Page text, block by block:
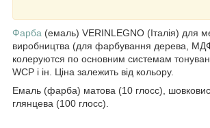
Фарба (емаль) VERINLEGNO (Італія) для
виробництва (для фарбування дерева,
колеруются по основним системам
WCP і ін. Ціна залежить від кольору.
Емаль (фарба) матова (10 глосс),
глянцева (100 глосс).